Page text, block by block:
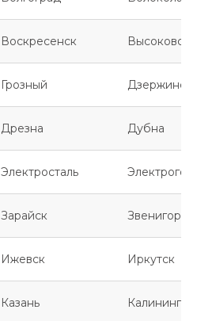
Воскресенск Высоковск
Грозный
Дрезна Дубна
Электросталь
Зарайск Звенигород
Ижевск Иркутск
Казань